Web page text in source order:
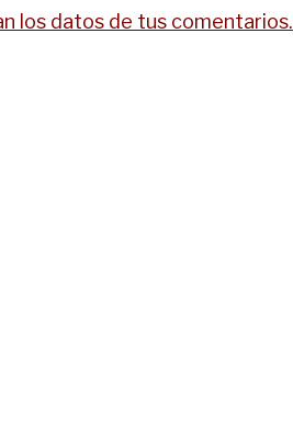
los datos de tus comentarios.